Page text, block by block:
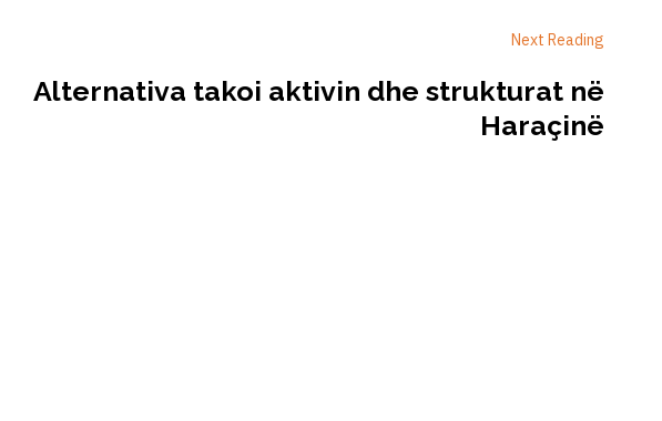
Next Reading
Alternativa takoi aktivin dhe strukturat në
Haraçinë